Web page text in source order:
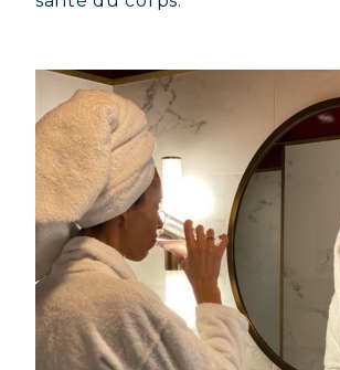
COLLAGÈNE BEAUTÉ :
COLLAGÈNE SPORT :
ENDURANCE &
COLLAGÈNE DÉTOX :
RAFFERMISSEZ VOTRE
COLLAGÈNE POUR
CROISSANCE & FORCE
COLLAGÈNE :
& ARTICULATIONS
COLLAGÈNE : BOOSTEZ
IMMUNITÉ